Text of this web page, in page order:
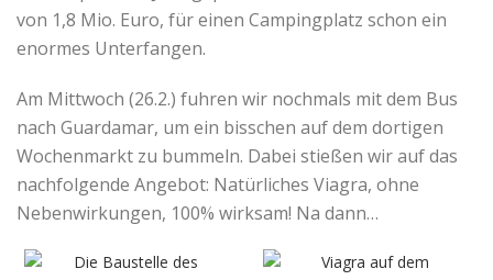
von 1,8 Mio. Euro, für einen Campingplatz schon ein
enormes Unterfangen.
Am Mittwoch (26.2.) fuhren wir nochmals mit dem Bus
nach Guardamar, um ein bisschen auf dem dortigen
Wochenmarkt zu bummeln. Dabei stießen wir auf das
nachfolgende Angebot: Natürliches Viagra, ohne
Nebenwirkungen, 100% wirksam! Na dann…